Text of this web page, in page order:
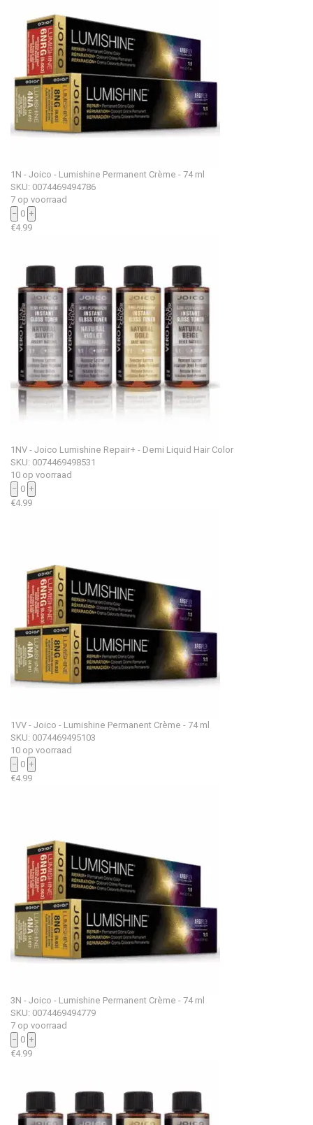
1N - Joico - Lumishine Permanent Crème - 74 ml
SKU: 0074469494786
7 op voorraad
− 0 +
€4.99
1NV - Joico Lumishine Repair+ - Demi Liquid Hair Color
SKU: 0074469498531
10 op voorraad
− 0 +
€4.99
1VV - Joico - Lumishine Permanent Crème - 74 ml
SKU: 0074469495103
10 op voorraad
− 0 +
€4.99
3N - Joico - Lumishine Permanent Crème - 74 ml
SKU: 0074469494779
7 op voorraad
− 0 +
€4.99